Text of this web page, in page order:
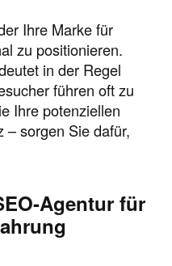
Ihre Marke für
zu positionieren.
in der Regel
führen oft zu
Ihre potenziellen
– sorgen Sie dafür,
Agentur für